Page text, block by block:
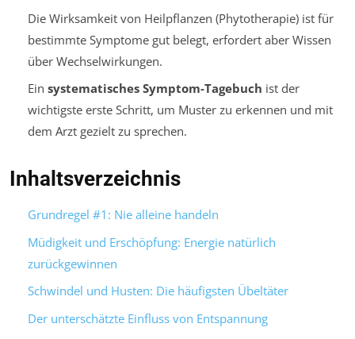
Die Wirksamkeit von Heilpflanzen (Phytotherapie) ist für
bestimmte Symptome gut belegt, erfordert aber Wissen
über Wechselwirkungen.
Ein systematisches Symptom-Tagebuch ist der
wichtigste erste Schritt, um Muster zu erkennen und mit
dem Arzt gezielt zu sprechen.
Inhaltsverzeichnis
Grundregel #1: Nie alleine handeln
Müdigkeit und Erschöpfung: Energie natürlich
zurückgewinnen
Schwindel und Husten: Die häufigsten Übeltäter
Der unterschätzte Einfluss von Entspannung